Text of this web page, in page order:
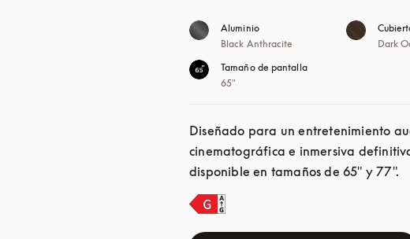
Aluminio
Black Anthracite
Dark
Tamaño de pantalla
65"
Diseñado para un entretenimiento
cinematográfica e inmersiva
disponible en tamaños de 65" y 77".